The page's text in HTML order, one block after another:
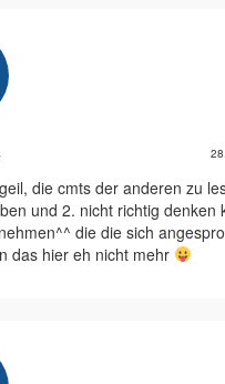
die cmts der anderen zu
und 2. nicht richtig denken
die die sich
das hier eh nicht mehr